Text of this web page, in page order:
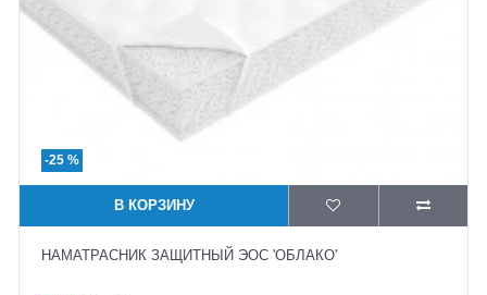
-25 %
В КОРЗИНУ
НАМАТРАСНИК ЗАЩИТНЫЙ ЭОС 'ОБЛАКО'